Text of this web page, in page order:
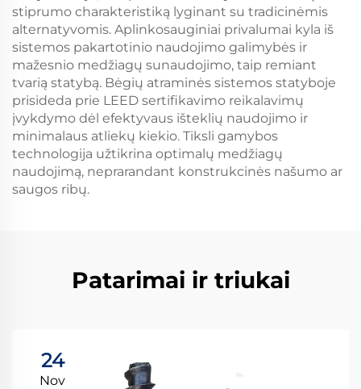
stiprumo charakteristiką lyginant su tradicinėmis
alternatyvomis. Aplinkosauginiai privalumai kyla iš
sistemos pakartotinio naudojimo galimybės ir
mažesnio medžiagų sunaudojimo, taip remiant
tvarią statybą. Bėgių atraminės sistemos statyboje
prisideda prie LEED sertifikavimo reikalavimų
įvykdymo dėl efektyvaus išteklių naudojimo ir
minimalaus atliekų kiekio. Tiksli gamybos
technologija užtikrina optimalų medžiagų
naudojimą, neprarandant konstrukcinės našumo ar
saugos ribų.
Patarimai ir triukai
24
Nov